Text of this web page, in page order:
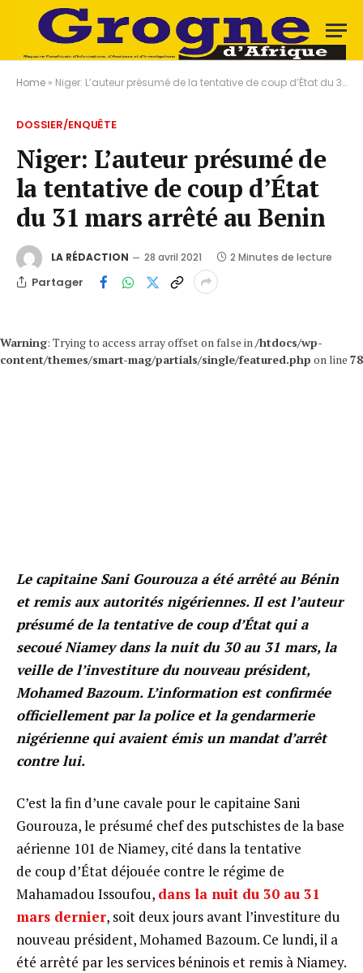
Home » Niger: L’auteur présumé de la tentative de coup d’État du 31 mars arrêté au Benin
DOSSIER/ENQUÊTE
Niger: L’auteur présumé de
la tentative de coup d’État
du 31 mars arrêté au Benin
LA RÉDACTION 28 avril 2021 2 Minutes de lecture
Partager
Warning: Trying to access array offset on false in/htdocs/wp-
content/themes/smart-mag/partials/single/featured.php on line 78
Le capitaine Sani Gourouza a été arrêté au Bénin
et remis aux autorités nigériennes. Il est l’auteur
présumé de la tentative de coup d’État qui a
secoué Niamey dans la nuit du 30 au 31 mars, la
veille de l’investiture du nouveau président,
Mohamed Bazoum. L’information est confirmée
officiellement par la police et la gendarmerie
nigérienne qui avaient émis un mandat d’arrêt
contre lui.
C’est la fin d’une cavale pour le capitaine Sani
Gourouza, le présumé chef des putschistes de la base
aérienne 101 de Niamey, cité dans la tentative
de coup d’État déjouée contre le régime de
Mahamadou Issoufou, dans la nuit du 30 au 31
mars dernier, soit deux jours avant l’investiture du
nouveau président, Mohamed Bazoum. Ce lundi, il a
été arrêté par les services béninois et remis à Niamey.